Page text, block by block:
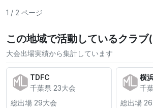
1 / 2 ページ
この地域で活動しているクラブ
大会出場実績から集計しています
TDFC
千葉県 23大会
総出場 29大会
横
千
総出場